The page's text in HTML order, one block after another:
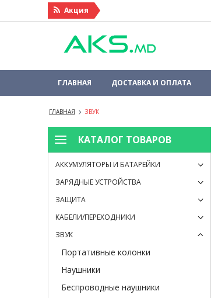
Акция
ГЛАВНАЯ ДОСТАВКА И ОПЛАТА
ГЛАВНАЯ ЗВУК
КАТАЛОГ ТОВАРОВ
АККУМУЛЯТОРЫ И БАТАРЕЙКИ
ЗАРЯДНЫЕ УСТРОЙСТВА
ЗАЩИТА
КАБЕЛИ/ПЕРЕХОДНИКИ
ЗВУК
Портативные колонки
Наушники
Беспроводные наушники